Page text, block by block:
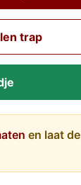
trap
en laat de